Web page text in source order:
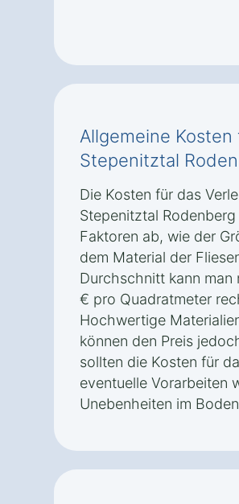
Allgemeine
Stepenitztal
Die Kosten für das
Stepenitztal
Faktoren ab, wie der
dem Material der
Durchschnitt kann
€ pro Quadratmeter
Hochwertige
können den Preis
sollten die Kosten für
eventuelle Vorarbeiten
Unebenheiten im